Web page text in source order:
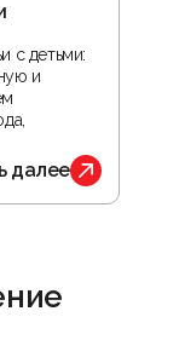
с детьми:
и
далее